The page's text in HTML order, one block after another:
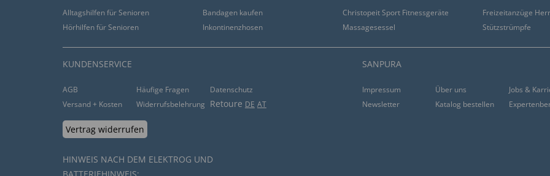
Alltagshilfen für Senioren Bandagen kaufen Christopeit Sport Fitnessgeräte Freizeitanzüge
Hörhilfen für Senioren
Inkontinenzhosen Massagesessel Stützstrümpfe
KUNDENSERVICE
AGB Häufige Fragen
Datenschutz
Versand + Kosten
Widerrufsbelehrung Retoure DE AT
Vertrag widerrufen
HINWEIS NACH DEM ELEKTROG UND
SANPURA
Impressum Über uns
Jobs &
Newsletter
Katalog bestellen